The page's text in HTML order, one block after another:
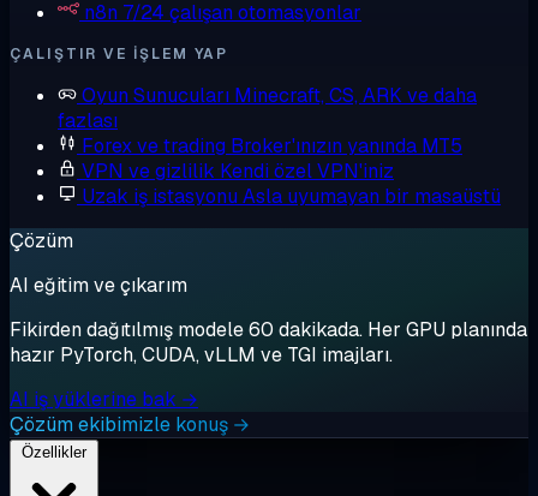
n8n 7/24 çalışan otomasyonlar
ÇALIŞTIR VE IŞLEM YAP
Oyun Sunucuları Minecraft, CS, ARK ve daha
fazlası
Forex ve trading Broker'ınızın yanında MT5
VPN ve gizlilik Kendi özel VPN'iniz
Uzak iş istasyonu Asla uyumayan bir masaüstü
Çözüm
AI eğitim ve çıkarım
Fikirden dağıtılmış modele 60 dakikada. Her GPU planında
hazır PyTorch, CUDA, vLLM ve TGI imajları.
AI iş yüklerine bak →
Çözüm ekibimizle konuş →
Özellikler